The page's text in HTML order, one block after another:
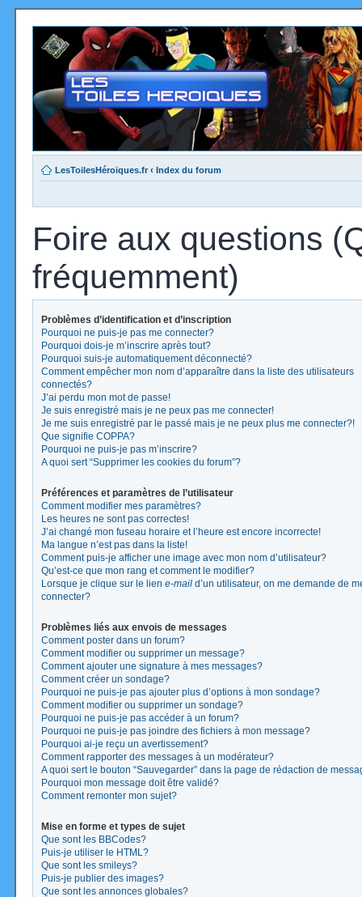
LesToilesHéroïques.fr ‹ Index du forum
Foire aux questions
fréquemment)
Problèmes d’identification et d’inscription
Pourquoi ne puis-je pas me connecter?
Pourquoi dois-je m’inscrire après tout?
Pourquoi suis-je automatiquement déconnecté?
Comment empêcher mon nom d’apparaître dans la liste des utilisateurs
connectés?
J’ai perdu mon mot de passe!
Je suis enregistré mais je ne peux pas me connecter!
Je me suis enregistré par le passé mais je ne peux plus me connecter?!
Que signifie COPPA?
Pourquoi ne puis-je pas m’inscrire?
A quoi sert “Supprimer les cookies du forum”?
Préférences et paramètres de l’utilisateur
Comment modifier mes paramètres?
Les heures ne sont pas correctes!
J’ai changé mon fuseau horaire et l’heure est encore incorrecte!
Ma langue n’est pas dans la liste!
Comment puis-je afficher une image avec mon nom d’utilisateur?
Qu’est-ce que mon rang et comment le modifier?
Lorsque je clique sur le lien e-mail d’un utilisateur, on me demande de
connecter?
Problèmes liés aux envois de messages
Comment poster dans un forum?
Comment modifier ou supprimer un message?
Comment ajouter une signature à mes messages?
Comment créer un sondage?
Pourquoi ne puis-je pas ajouter plus d’options à mon sondage?
Comment modifier ou supprimer un sondage?
Pourquoi ne puis-je pas accéder à un forum?
Pourquoi ne puis-je pas joindre des fichiers à mon message?
Pourquoi ai-je reçu un avertissement?
Comment rapporter des messages à un modérateur?
A quoi sert le bouton “Sauvegarder” dans la page de rédaction de
Pourquoi mon message doit être validé?
Comment remonter mon sujet?
Mise en forme et types de sujet
Que sont les BBCodes?
Puis-je utiliser le HTML?
Que sont les smileys?
Puis-je publier des images?
Que sont les annonces globales?